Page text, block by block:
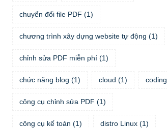
chuyển đổi file PDF (1)
chương trình xây dựng website tự động (1)
chỉnh sửa PDF miễn phí (1)
chức năng blog (1) cloud (1) coding
công cụ chỉnh sửa PDF (1)
công cụ kế toán (1) distro Linux (1)